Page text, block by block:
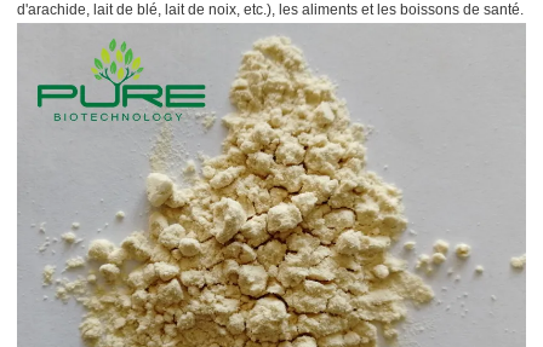
d'arachide, lait de blé, lait de noix, etc.), les aliments et les boissons de santé.